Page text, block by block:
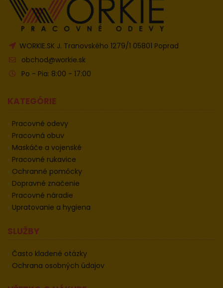
WORKIE.SK J. Tranovského 1279/1 05801 Poprad
obchod@workie.sk
Po - Pia: 8:00 - 17:00
KATEGÓRIE
Pracovné odevy
Pracovná obuv
Maskáče a vojenské
Pracovné rukavice
Ochranné pomôcky
Dopravné značenie
Pracovné náradie
Upratovanie a hygiena
SLUŽBY
Často kladené otázky
Ochrana osobných údajov